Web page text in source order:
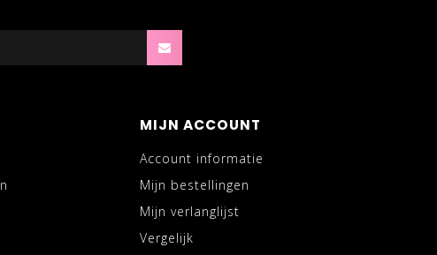
MIJN ACCOUNT
Account informatie
Mijn bestellingen
Mijn verlanglijst
Vergelijk